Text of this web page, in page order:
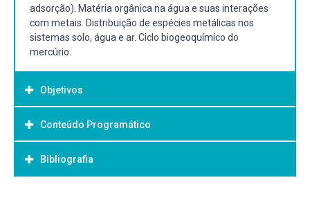
adsorção). Matéria orgânica na água e suas interações
com metais. Distribuição de espécies metálicas nos
sistemas solo, água e ar. Ciclo biogeoquímico do
mercúrio.
Objetivos
Objetivo Geral:
Objetivo Geral:
Estudar os princípios químicos envolvidos nos diferentes
Conteúdo Programático
Transporte e destino das espécies químicas
Química da Água, solo e ar
Bibliografia